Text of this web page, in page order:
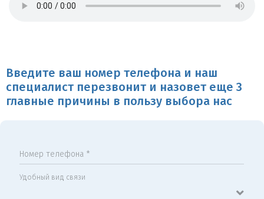
Введите ваш номер телефона и наш
специалист перезвонит и назовет еще 3
главные причины в пользу выбора нас
Номер телефона *
Удобный вид связи